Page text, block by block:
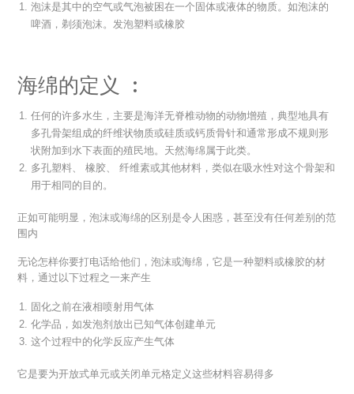
泡沫是其中的空气或气泡被困在一个固体或液体的物质。如泡沫的
啤酒，剃须泡沫。发泡塑料或橡胶
海绵的定义 ︰
任何的许多水生，主要是海洋无脊椎动物的动物增殖，典型地具有
多孔骨架组成的纤维状物质或硅质或钙质骨针和通常形成不规则形
状附加到水下表面的殖民地。天然海绵属于此类。
多孔塑料、 橡胶、 纤维素或其他材料，类似在吸水性对这个骨架和
用于相同的目的。
正如可能明显，泡沫或海绵的区别是令人困惑，甚至没有任何差别的范
围内
无论怎样你要打电话给他们，泡沫或海绵，它是一种塑料或橡胶的材
料，通过以下过程之一来产生
固化之前在液相喷射用气体
化学品，如发泡剂放出已知气体创建单元
这个过程中的化学反应产生气体
它是要为开放式单元或关闭单元格定义这些材料容易得多